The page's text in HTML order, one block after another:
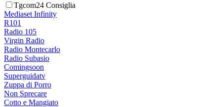
Tgcom24 Consiglia
Mediaset Infinity
R101
Radio 105
Virgin Radio
Radio Montecarlo
Radio Subasio
Comingsoon
Superguidatv
Zuppa di Porro
Non Sprecare
Cotto e Mangiato